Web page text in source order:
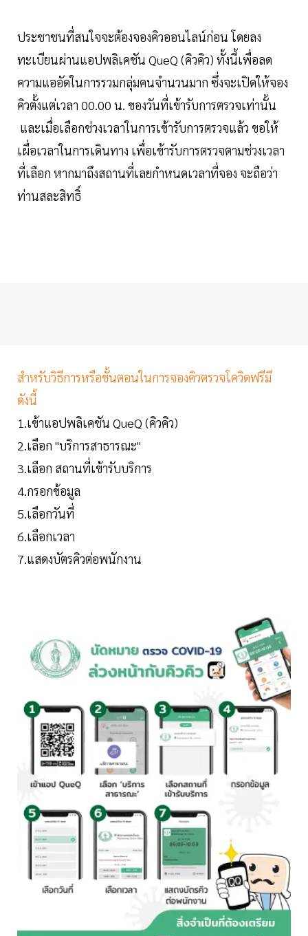
ประชาชนที่สนใจจะต้องจองคิวออนไลน์ก่อน โดยลง
ทะเบียนผ่านแอปพลิเคชัน QueQ (คิวคิว) ทั้งนี้เพื่อลด
ความแออัดในการรวมกลุ่มคนจำนวนมาก ซึ่งจะเปิดให้จอง
คิวตั้งแต่เวลา 00.00 น. ของวันที่เข้ารับการตรวจเท่านั้น
และเมื่อเลือกช่วงเวลาในการเข้ารับการตรวจแล้ว ขอให้
เผื่อเวลาในการเดินทาง เพื่อเข้ารับการตรวจตามช่วงเวลา
ที่เลือก หากมาถึงสถานที่เลยกำหนดเวลาที่จอง จะถือว่า
ท่านสละสิทธิ์
สำหรับวิธีการหรือขั้นตอนในการจองคิวตรวจโควิดฟรีมี
ดังนี้
1.เข้าแอปพลิเคชัน QueQ (คิวคิว)
2.เลือก "บริการสาธารณะ"
3.เลือก สถานที่เข้ารับบริการ
4.กรอกข้อมูล
5.เลือกวันที่
6.เลือกเวลา
7.แสดงบัตรคิวต่อพนักงาน